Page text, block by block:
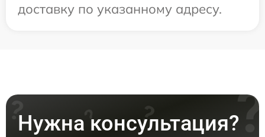
доставку по указанному адресу.
Нужна консультация?